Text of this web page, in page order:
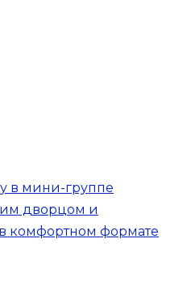
в мини-группе
дворцом и
комфортном формате